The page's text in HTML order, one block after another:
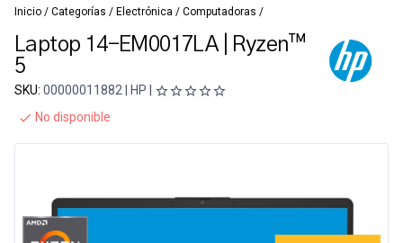
Inicio / Categorías / Electrónica / Computadoras /
Laptop 14-EM0017LA | Ryzen™
5
SKU: 00000011882 | HP |
No disponible